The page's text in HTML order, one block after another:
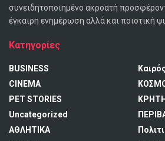
συνειδητοποιημένο ακροατή
έγκαιρη ενημέρωση αλλά και ποιοτική
Κατηγορίες
BUSINESS
CINEMA
PET STORIES
Uncategorized
ΑΘΛΗΤΙΚΑ
ΚΡΗΤΗ